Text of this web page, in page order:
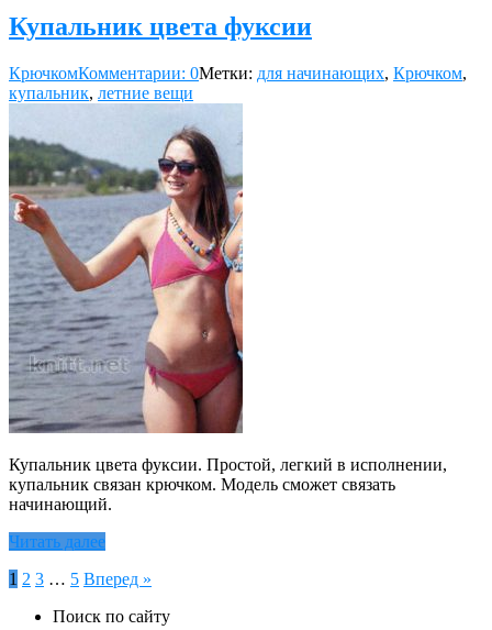
Купальник цвета фуксии
КрючкомКомментарии: 0Метки: для начинающих, Крючком,
купальник, летние вещи
Купальник цвета фуксии. Простой, легкий в исполнении,
купальник связан крючком. Модель сможет связать
начинающий.
Читать далее
Пагинация
записей
1 2 3 … 5 Вперед »
Поиск по сайту